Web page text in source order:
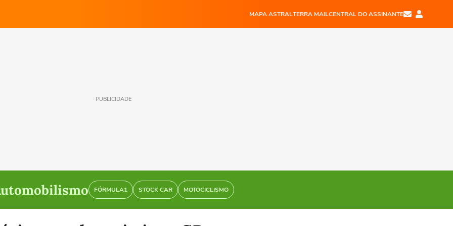
MAPA ASTRALTERRA MAILCENTRAL DO ASSINANTE
PUBLICIDADE
FÓRMULA1 STOCK CAR MOTOCICLISMO